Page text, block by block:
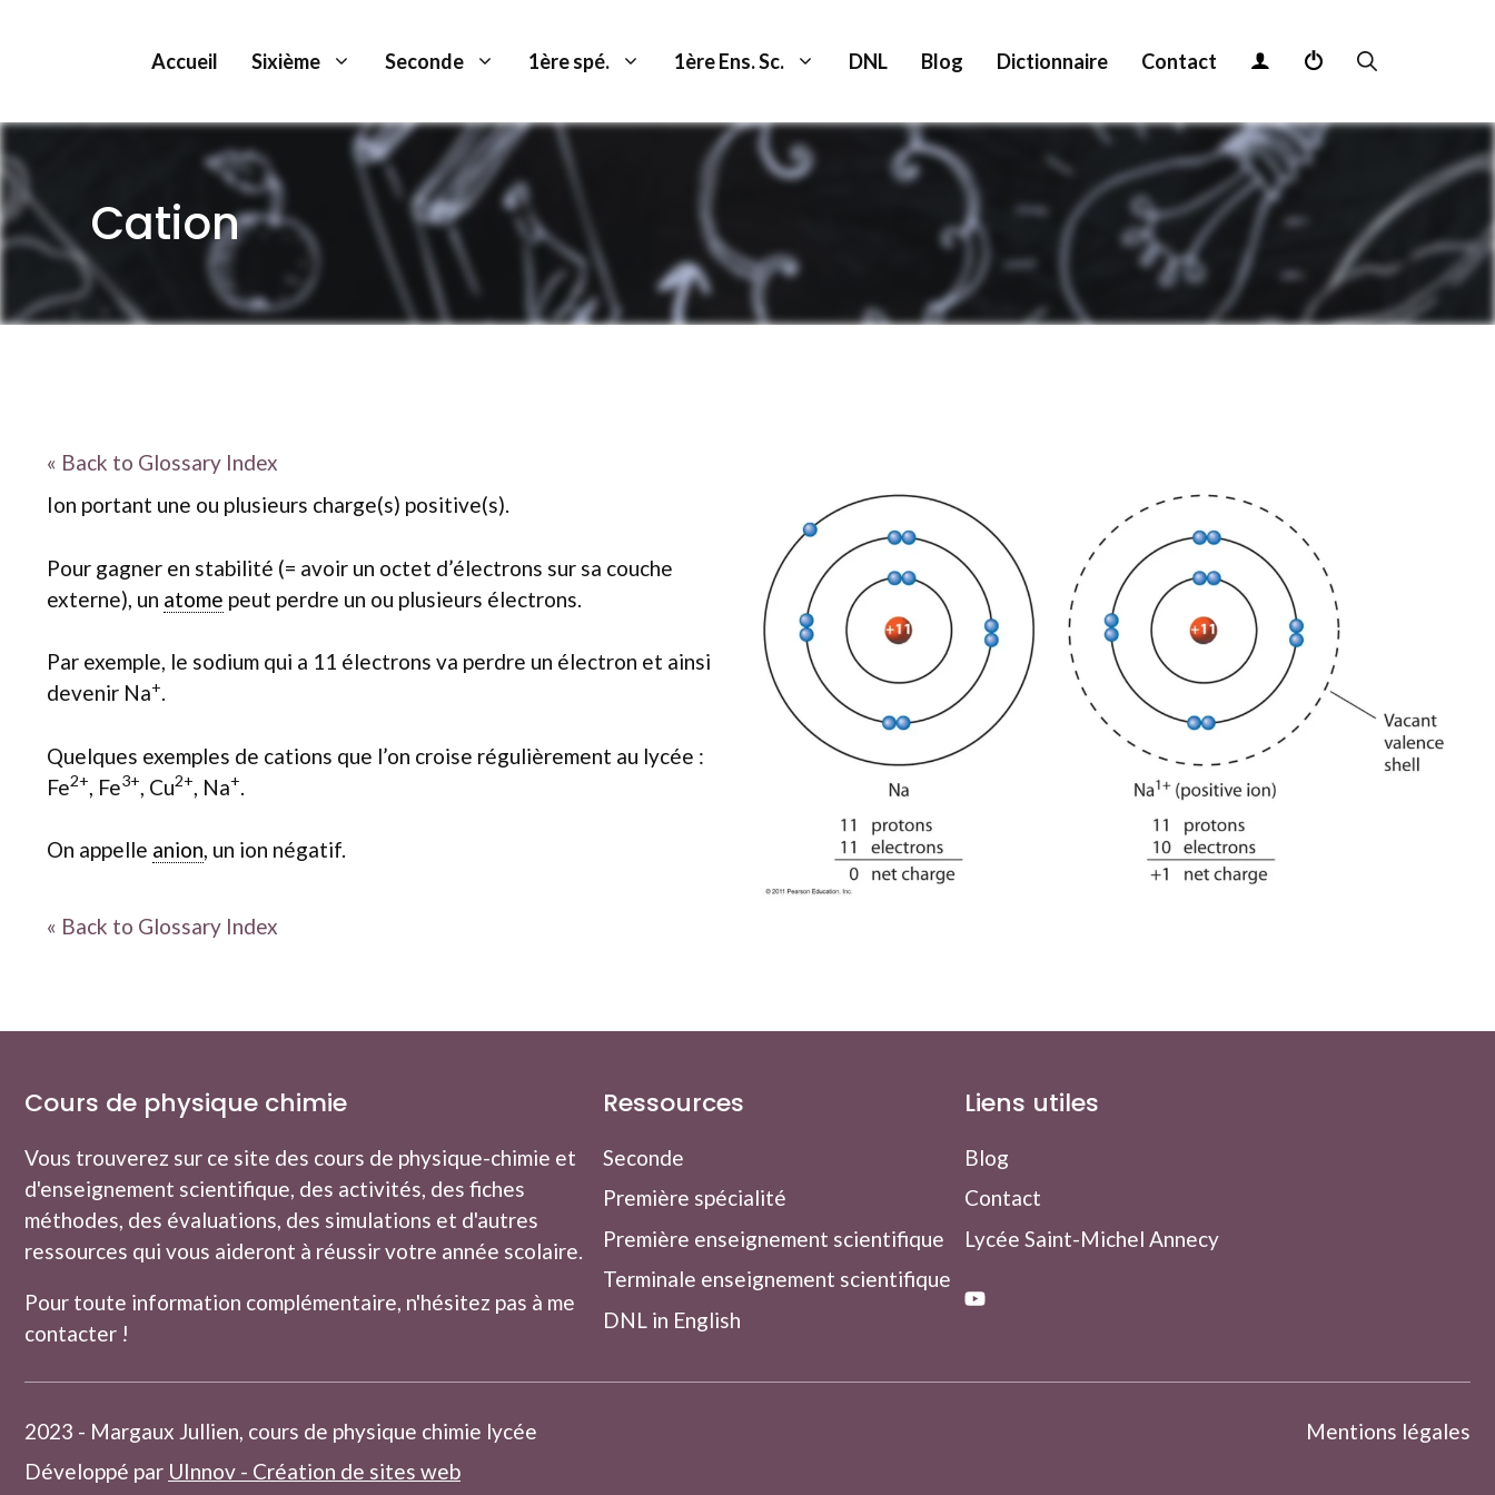
Accueil Sixième Seconde 1ère spé. 1ère Ens. Sc. DNL Blog Dictionnaire Contact
Cation
« Back to Glossary Index
Ion portant une ou plusieurs charge(s) positive(s).
Pour gagner en stabilité (= avoir un octet d’électrons sur sa couche
externe), un atome peut perdre un ou plusieurs électrons.
Par exemple, le sodium qui a 11 électrons va perdre un électron et ainsi
devenir Na+.
Quelques exemples de cations que l’on croise régulièrement au lycée :
Fe2+ , Fe3+ , Cu2+ , Na+
On appelle anion, un ion négatif.
« Back to Glossary Index
Cours de physique chimie
Vous trouverez sur ce site des cours de physique-chimie et
d'enseignement scientifique, des activités, des fiches
méthodes, des évaluations, des simulations et d'autres
ressources qui vous aideront à réussir votre année scolaire.
Pour toute information complémentaire, n'hésitez pas à me
contacter !
Ressources
Seconde
Première spécialité
Première enseignement scientifique
Terminale enseignement scientifique
DNL in English
Liens utiles
Blog
Contact
Lycée Saint-Michel Annecy
2023 - Margaux Jullien, cours de physique chimie lycée
Mentions légales
Développé par UInnov - Création de sites web